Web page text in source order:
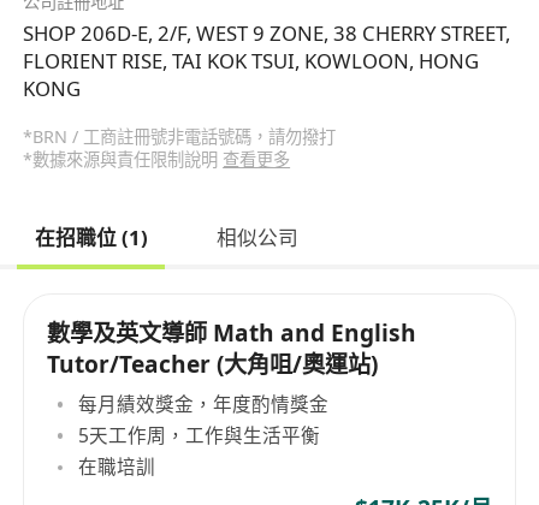
SHOP 206D-E, 2/F, WEST 9 ZONE, 38 CHERRY STREET,
FLORIENT RISE, TAI KOK TSUI, KOWLOON, HONG
KONG
*BRN / 工商註冊號非電話號碼，請勿撥打
*數據來源與責任限制說明 查看更多
在招職位 (1) 相似公司
數學及英文導師 Math and English
Tutor/Teacher (大角咀/奧運站)
每月績效獎金，年度酌情獎金
5天工作周，工作與生活平衡
在職培訓